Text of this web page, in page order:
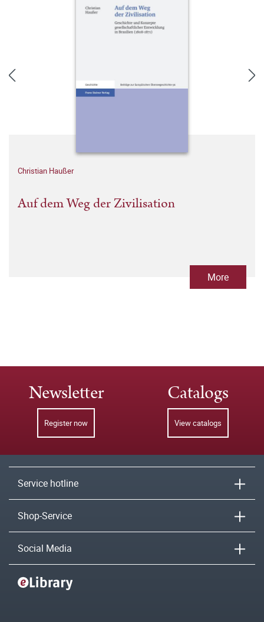
Christian Haußer
Auf dem Weg der Zivilisation
More
Newsletter
Register now
Catalogs
View catalogs
Service hotline
Shop-Service
Social Media